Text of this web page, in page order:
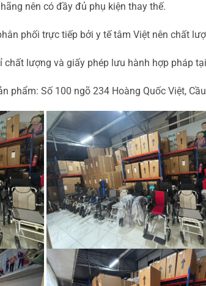
nên có đầy đủ phụ kiện thay thế.
phối trực tiếp bởi y tế tâm Việt nên chất
lượng và giấy phép lưu hành hợp pháp
phẩm: Số 100 ngõ 234 Hoàng Quốc Việt,